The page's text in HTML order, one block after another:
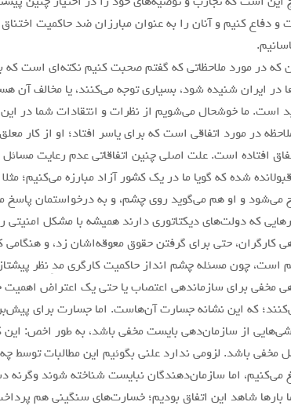
و دفاع کنیم و آنان را به عنوان مبارزان ضد حاکمیت
که در مورد ملاحظاتی که گفتم صحبت کنیم نکته‌ای است که
در ایران شنیده شود، بسیاری توجه می‌کنند، یا مخالف آن
است. ما خوشحال می‌شویم از نظرات و انتقادات شما در این
در مورد اتفاقی است که برای یاسر افتاد؛ او از کار
افتاده است. علت اصلی چنین اتفاقاتی عدم رعایت
قبولانده شده که گویا ما در یک کشور آزاد مبارزه می‌کنیم؛
می‌شود و او هم می‌گوید روی چشم، و به درخواستمان پاسخ
که دولت‌های دیکتاتوری دارند همیشه با مشکل
کارگران، حتی برای گرفتن حقوق معوقه‌اشان زد، و
است، چون مسئله چشم انداز حاکمیت کارگری مدِ نظر
مخفی برای سازماندهی اعتصاب یا حتی یک اعتراض اهمیت
که این نشانه جسارت آن‌هاست. اما جسارت برای
از سازمان‌دهی بایست مخفی باشد، به طور اخص: این
مخفی باشد. لزومی ندارد علنی بگوئیم این مطالبات توسط
می‌کنیم، اما سازمان‌دهندگان نبایست شناخته شوند
بارها شاهد این اتفاق بودیم؛ خسارت‌های سنگینی هم